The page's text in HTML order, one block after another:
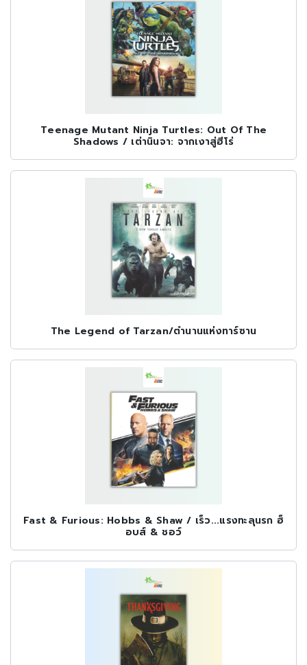
Teenage Mutant Ninja Turtles: Out Of The
Shadows / เต่านินจา: จากเงาสู่ฮีโร่
The Legend of Tarzan/ตำนานแห่งทาร์ซาน
Fast & Furious: Hobbs & Shaw / เร็ว...แรงทะลุนรก ฮ็
อบส์ & ชอว์